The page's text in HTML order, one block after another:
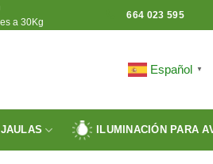
a 30Kg
664 023 595
Español ▼
JAULAS ILUMINACIÓN PARA